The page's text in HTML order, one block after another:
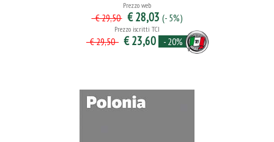
Prezzo web
€ 29,50 € 28,03 (- 5%)
Prezzo iscritti TCI
€ 29,50 € 23,60 - 20%